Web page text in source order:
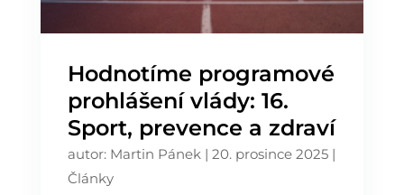
Hodnotíme programové
prohlášení vlády: 16.
Sport, prevence a zdraví
autor: Martin Pánek| 20. prosince 2025|
Články